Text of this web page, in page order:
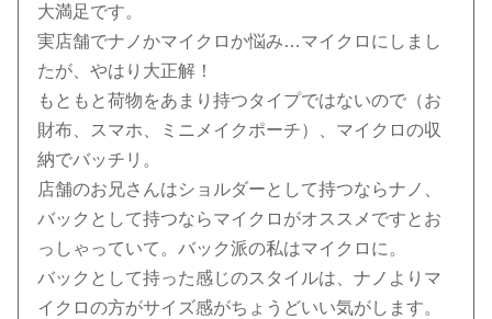
大満足です。
実店舗でナノかマイクロか悩み…マイクロにしまし
たが、やはり大正解！
もともと荷物をあまり持つタイプではないので（お
財布、スマホ、ミニメイクポーチ）、マイクロの収
納でバッチリ。
店舗のお兄さんはショルダーとして持つならナノ、
バックとして持つならマイクロがオススメですとお
っしゃっていて。バック派の私はマイクロに。
バックとして持った感じのスタイルは、ナノよりマ
イクロの方がサイズ感がちょうどいい気がします。